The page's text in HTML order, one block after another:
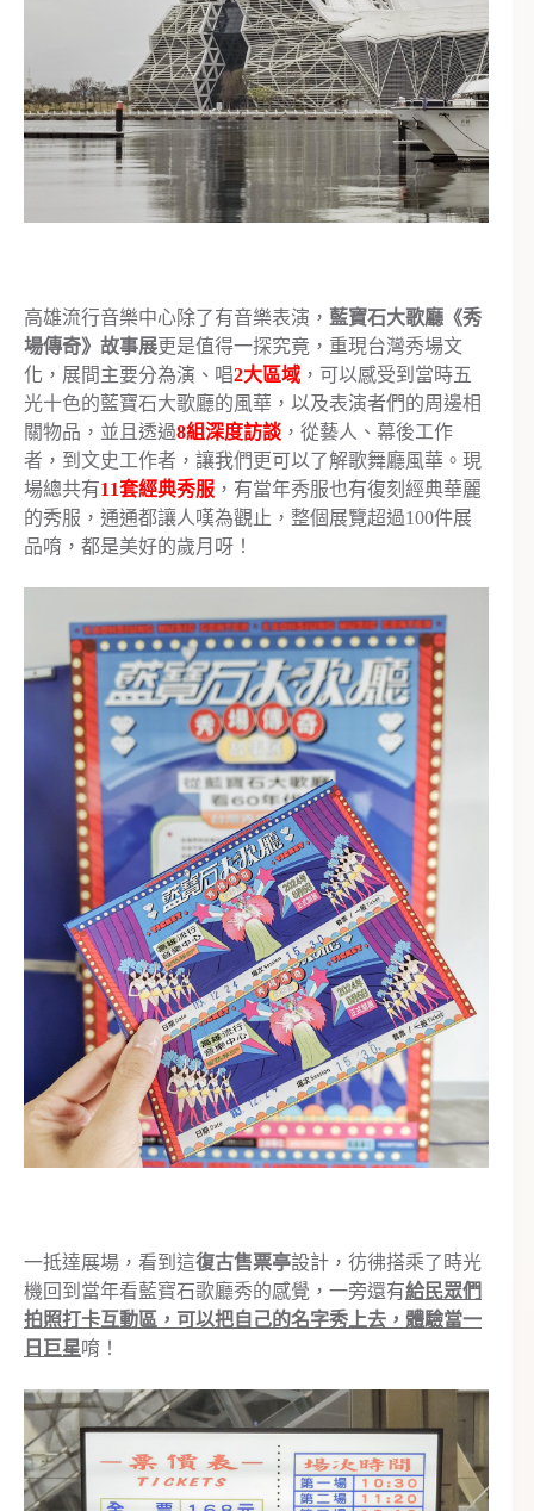
高雄流行音樂中心除了有音樂表演， 藍寶石大歌廳《秀
場傳奇》故事展更是值得一探究竟，重現台灣秀場文
化，展間主要分為演、唱2大區域 ，可以感受到當時五
光十色的藍寶石大歌廳的風華，以及表演者們的周邊相
關物品，並且透過8組深度訪談 ，從藝人、幕後工作
者，到文史工作者，讓我們更可以了解歌舞廳風華。現
場總共有11套經典秀服 ，有當年秀服也有復刻經典華麗
的秀服，通通都讓人嘆為觀止，整個展覽超過100件展
品唷，都是美好的歲月呀！
一抵達展場，看到這復古售票亭設計，彷彿搭乘了時光
機回到當年看藍寶石歌廳秀的感覺，一旁還有給民眾們
拍照打卡互動區，可以把自己的名字秀上去，體驗當一
日巨星唷！